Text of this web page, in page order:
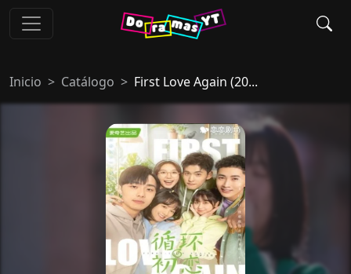
Inicio Catálogo First Love Again (20...